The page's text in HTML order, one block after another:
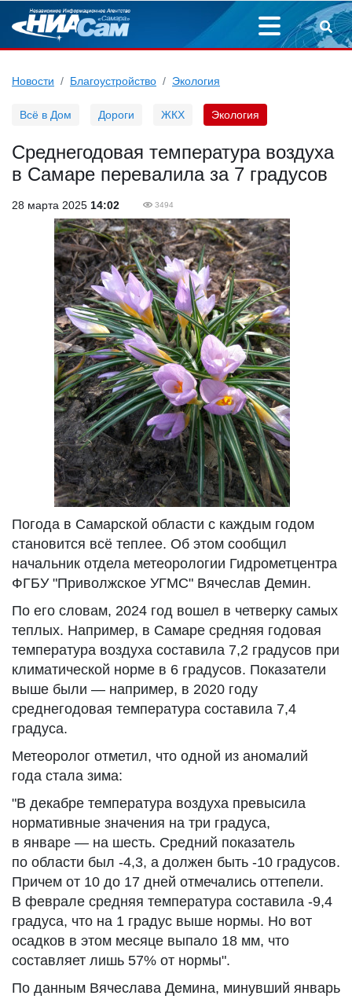
Новости Благоустройство Экология
Всё в Дом Дороги ЖКХ Экология
Среднегодовая температура воздуха
в Самаре перевалила за 7 градусов
28 марта 2025 14:02 3494
Погода в Самарской области с каждым годом
становится всё теплее. Об этом сообщил
начальник отдела метеорологии Гидрометцентра
ФГБУ "Приволжское УГМС" Вячеслав Демин.
По его словам, 2024 год вошел в четверку самых
теплых. Например, в Самаре средняя годовая
температура воздуха составила 7,2 градусов при
климатической норме в 6 градусов. Показатели
выше были — например, в 2020 году
среднегодовая температура составила 7,4
градуса.
Метеоролог отметил, что одной из аномалий
года стала зима:
"В декабре температура воздуха превысила
нормативные значения на три градуса,
в январе — на шесть. Средний показатель
по области был -4,3, а должен быть -10 градусов.
Причем от 10 до 17 дней отмечались оттепели.
В феврале средняя температура составила -9,4
градуса, что на 1 градус выше нормы. Но вот
осадков в этом месяце выпало 18 мм, что
составляет лишь 57% от нормы".
По данным Вячеслава Демина, минувший январь